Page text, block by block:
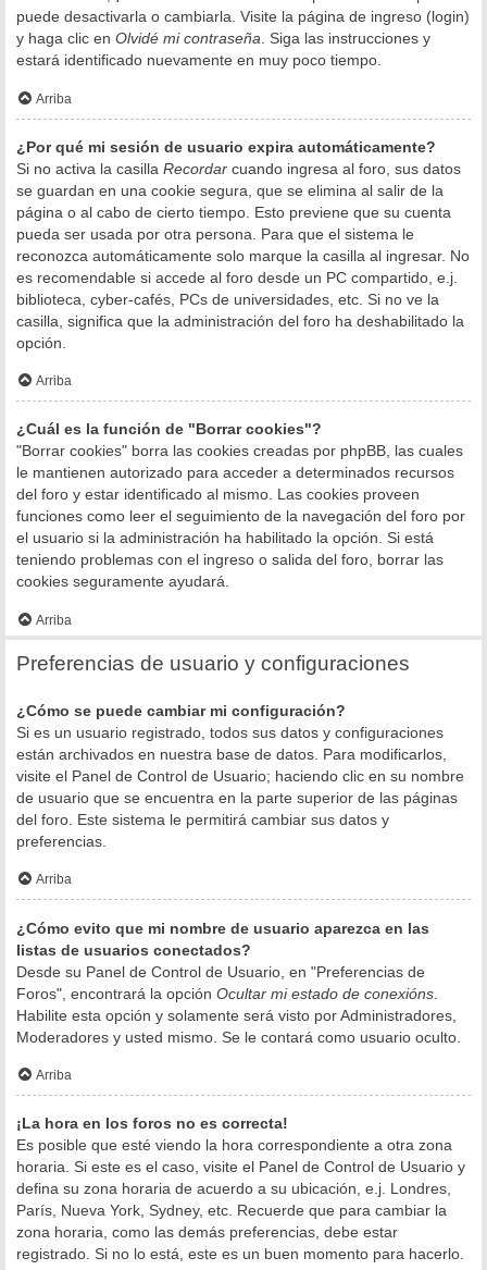
puede desactivarla o cambiarla. Visite la página de ingreso (login)
y haga clic en Olvidé mi contraseña. Siga las instrucciones y
estará identificado nuevamente en muy poco tiempo.
Arriba
¿Por qué mi sesión de usuario expira automáticamente?
Si no activa la casilla Recordar cuando ingresa al foro, sus datos
se guardan en una cookie segura, que se elimina al salir de la
página o al cabo de cierto tiempo. Esto previene que su cuenta
pueda ser usada por otra persona. Para que el sistema le
reconozca automáticamente solo marque la casilla al ingresar. No
es recomendable si accede al foro desde un PC compartido, e.j.
biblioteca, cyber-cafés, PCs de universidades, etc. Si no ve la
casilla, significa que la administración del foro ha deshabilitado la
opción.
Arriba
¿Cuál es la función de "Borrar cookies"?
"Borrar cookies" borra las cookies creadas por phpBB, las cuales
le mantienen autorizado para acceder a determinados recursos
del foro y estar identificado al mismo. Las cookies proveen
funciones como leer el seguimiento de la navegación del foro por
el usuario si la administración ha habilitado la opción. Si está
teniendo problemas con el ingreso o salida del foro, borrar las
cookies seguramente ayudará.
Arriba
Preferencias de usuario y configuraciones
¿Cómo se puede cambiar mi configuración?
Si es un usuario registrado, todos sus datos y configuraciones
están archivados en nuestra base de datos. Para modificarlos,
visite el Panel de Control de Usuario; haciendo clic en su nombre
de usuario que se encuentra en la parte superior de las páginas
del foro. Este sistema le permitirá cambiar sus datos y
preferencias.
Arriba
¿Cómo evito que mi nombre de usuario aparezca en las
listas de usuarios conectados?
Desde su Panel de Control de Usuario, en "Preferencias de
Foros", encontrará la opción Ocultar mi estado de conexións
Habilite esta opción y solamente será visto por Administradores,
Moderadores y usted mismo. Se le contará como usuario oculto.
Arriba
¡La hora en los foros no es correcta!
Es posible que esté viendo la hora correspondiente a otra zona
horaria. Si este es el caso, visite el Panel de Control de Usuario y
defina su zona horaria de acuerdo a su ubicación, e.j. Londres,
París, Nueva York, Sydney, etc. Recuerde que para cambiar la
zona horaria, como las demás preferencias, debe estar
registrado. Si no lo está, este es un buen momento para hacerlo.